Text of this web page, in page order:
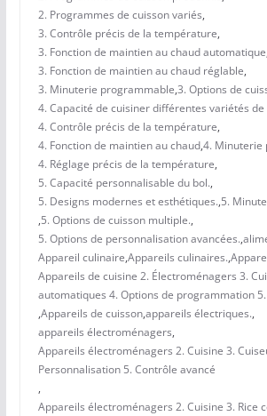
2. Programmes de cuisson variés,
3. Contrôle précis de la température,
3. Fonction de maintien au chaud automatique
3. Fonction de maintien au chaud réglable,
3. Minuterie programmable,3. Options de
4. Capacité de cuisiner différentes variétés de
4. Contrôle précis de la température,
4. Fonction de maintien au chaud,4. Minuterie
4. Réglage précis de la température,
5. Capacité personnalisable du bol.,
5. Designs modernes et esthétiques.,5.
,5. Options de cuisson multiple.,
5. Options de personnalisation avancées.,
Appareil culinaire,Appareils culinaires.,
Appareils de cuisine 2. Électroménagers 3.
automatiques 4. Options de programmation
,Appareils de cuisson,appareils électriques.,
appareils électroménagers,
Appareils électroménagers 2. Cuisine 3.
Personnalisation 5. Contrôle avancé
,
Appareils électroménagers 2. Cuisine 3. Rice